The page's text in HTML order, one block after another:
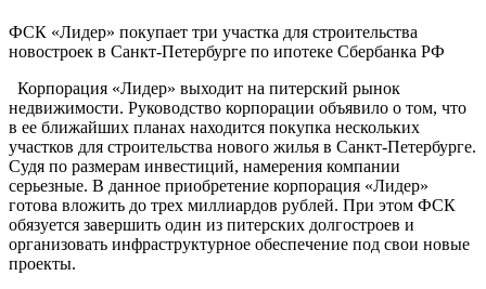
ФСК «Лидер» покупает три участка для строительства
новостроек в Санкт-Петербурге по ипотеке Сбербанка РФ
Корпорация «Лидер» выходит на питерский рынок
недвижимости. Руководство корпорации объявило о том, что
в ее ближайших планах находится покупка нескольких
участков для строительства нового жилья в Санкт-Петербурге.
Судя по размерам инвестиций, намерения компании
серьезные. В данное приобретение корпорация «Лидер»
готова вложить до трех миллиардов рублей. При этом ФСК
обязуется завершить один из питерских долгостроев и
организовать инфраструктурное обеспечение под свои новые
проекты.